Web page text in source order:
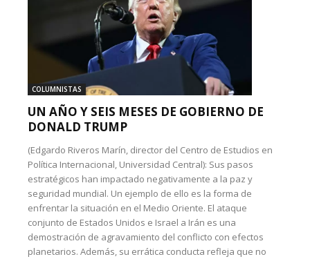
COLUMNISTAS
UN AÑO Y SEIS MESES DE GOBIERNO DE
DONALD TRUMP
(Edgardo Riveros Marín, director del Centro de Estudios en
Política Internacional, Universidad Central): Sus pasos
estratégicos han impactado negativamente a la paz y
seguridad mundial. Un ejemplo de ello es la forma de
enfrentar la situación en el Medio Oriente. El ataque
conjunto de Estados Unidos e Israel a Irán es una
demostración de agravamiento del conflicto con efectos
planetarios. Además, su errática conducta refleja que no